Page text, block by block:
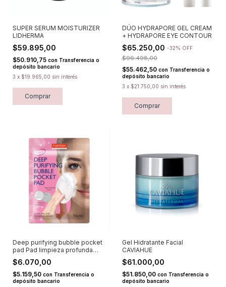
SUPER SERUM MOISTURIZER
LIDHERMA
$59.895,00
$50.910,75 con Transferencia o
depósito bancario
3 x $19.965,00 sin interés
DÚO HYDRAPORE GEL CREAM
+ HYDRAPORE EYE CONTOUR
$65.250,00 -32% OFF
$96.498,00
$55.462,50 con Transferencia o
depósito bancario
3 x $21.750,00 sin interés
Deep purifying bubble pocket
pad Pad limpieza profunda
PUREDERM
$6.070,00
$5.159,50 con Transferencia o
depósito bancario
Gel Hidratante Facial
CAVIAHUE
$61.000,00
$51.850,00 con Transferencia o
depósito bancario